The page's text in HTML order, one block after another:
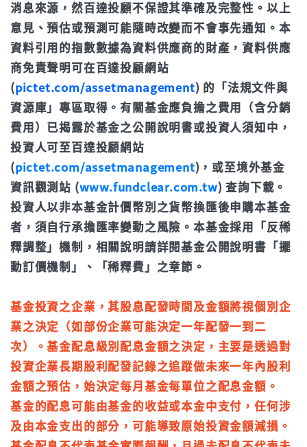
消息來源，然百達投顧不保證其準確及完整性。以上
意見、預估或預測可能隨時改變而不會事先通知。本
資料引用的指數數據為資料供應商的財產，資料供應
商免責聲明可在百達投顧網站
(pictet.com/assetmanagement) 的「法規文件與
資源庫」專區取得。有關基金應負擔之費用（含分銷
費用）已揭露於基金之公開說明書或投資人須知中，
投資人可至百達投顧網站
(pictet.com/assetmanagement)，或至境外基金
資訊觀測站 (www.fundclear.com.tw) 查詢下載。
投資人以非本基金計價幣別之貨幣換匯後申購本基金
者，須自行承擔匯率變動之風險。本基金採用「反稀
釋調整」機制，相關說明請詳閱基金公開說明書「擺
動訂價機制」、「稀釋費」之章節。
基金投資之企業，其股息配發時間及金額將視個別企
業之決定（如部份企業可能決定一年配發一到二
次）。基金配息級別配息金額之決定，主要是透過對
投資企業長期股利配發記錄之追蹤做未來一年內股利
金額之預估，始決定每月基金每單位之配息金額。
基金的配息可能由基金的收益或本金中支付，任何涉
及由本金支出的部分，可能導致原始投資金額減損。